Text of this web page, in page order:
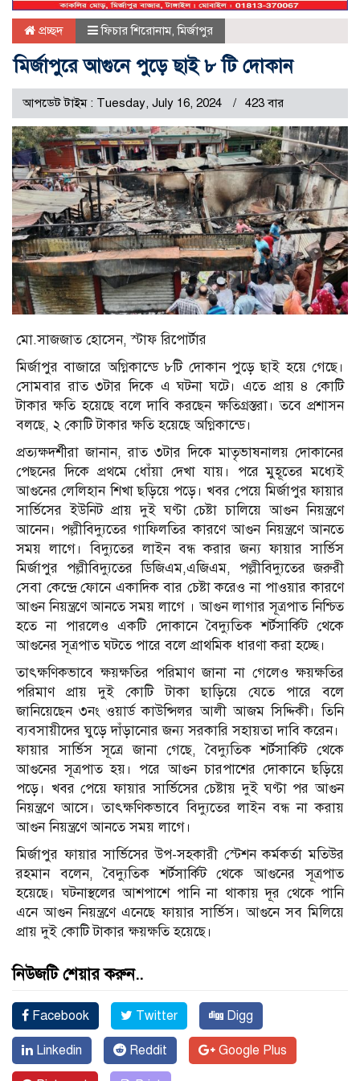
প্রচ্ছদ ফিচার শিরোনাম,মির্জাপুর
মির্জাপুরে আগুনে পুড়ে ছাই ৮ টি দোকান
আপডেট টাইম : Tuesday, July 16, 2024 423 বার
মো.সাজজাত হোসেন, স্টাফ রিপোর্টার
মির্জাপুর বাজারে অগ্নিকান্ডে ৮টি দোকান পুড়ে ছাই হয়ে গেছে।
সোমবার রাত ৩টার দিকে এ ঘটনা ঘটে। এতে প্রায় ৪ কোটি
টাকার ক্ষতি হয়েছে বলে দাবি করছেন ক্ষতিগ্রস্তরা। তবে প্রশাসন
বলছে, ২ কোটি টাকার ক্ষতি হয়েছে অগ্নিকান্ডে।
প্রত্যক্ষদর্শীরা জানান, রাত ৩টার দিকে মাতৃভাষনালয় দোকানের
পেছনের দিকে প্রথমে ধোঁয়া দেখা যায়। পরে মুহূতের মধ্যেই
আগুনের লেলিহান শিখা ছড়িয়ে পড়ে। খবর পেয়ে মির্জাপুর ফায়ার
সার্ভিসের ইউনিট প্রায় দুই ঘণ্টা চেষ্টা চালিয়ে আগুন নিয়ন্ত্রণে
আনেন। পল্লীবিদ্যুতের গাফিলতির কারণে আগুন নিয়ন্ত্রণে আনতে
সময় লাগে। বিদ্যুতের লাইন বন্ধ করার জন্য ফায়ার সার্ভিস
মির্জাপুর পল্লীবিদ্যুতের ডিজিএম,এজিএম, পল্লীবিদ্যুতের জরুরী
সেবা কেন্দ্রে ফোনে একাদিক বার চেষ্টা করেও না পাওয়ার কারণে
আগুন নিয়ন্ত্রণে আনতে সময় লাগে । আগুন লাগার সূত্রপাত নিশ্চিত
হতে না পারলেও একটি দোকানে বৈদ্যুতিক শর্টসার্কিট থেকে
আগুনের সূত্রপাত ঘটতে পারে বলে প্রাথমিক ধারণা করা হচ্ছে।
তাৎক্ষণিকভাবে ক্ষয়ক্ষতির পরিমাণ জানা না গেলেও ক্ষয়ক্ষতির
পরিমাণ প্রায় দুই কোটি টাকা ছাড়িয়ে যেতে পারে বলে
জানিয়েছেন ৩নং ওয়ার্ড কাউন্সিলর আলী আজম সিদ্দিকী। তিনি
ব্যবসায়ীদের ঘুড়ে দাঁড়ানোর জন্য সরকারি সহায়তা দাবি করেন।
ফায়ার সার্ভিস সূত্রে জানা গেছে, বৈদ্যুতিক শর্টসার্কিট থেকে
আগুনের সূত্রপাত হয়। পরে আগুন চারপাশের দোকানে ছড়িয়ে
পড়ে। খবর পেয়ে ফায়ার সার্ভিসের চেষ্টায় দুই ঘণ্টা পর আগুন
নিয়ন্ত্রণে আসে। তাৎক্ষণিকভাবে বিদ্যুতের লাইন বন্ধ না করায়
আগুন নিয়ন্ত্রণে আনতে সময় লাগে।
মির্জাপুর ফায়ার সার্ভিসের উপ-সহকারী স্টেশন কর্মকর্তা মতিউর
রহমান বলেন, বৈদ্যুতিক শর্টসার্কিট থেকে আগুনের সূত্রপাত
হয়েছে। ঘটনাস্থলের আশপাশে পানি না থাকায় দূর থেকে পানি
এনে আগুন নিয়ন্ত্রণে এনেছে ফায়ার সার্ভিস। আগুনে সব মিলিয়ে
প্রায় দুই কোটি টাকার ক্ষয়ক্ষতি হয়েছে।
নিউজটি শেয়ার করুন..
Facebook Twitter Digg
Linkedin Reddit Google Plus